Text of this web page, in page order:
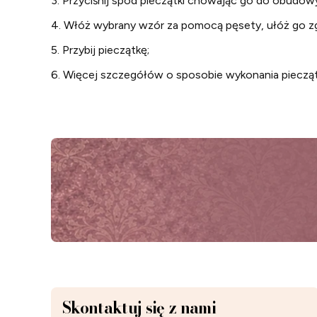
4. Włóż wybrany wzór za pomocą pęsety, ułóż go
5. Przybij pieczątkę;
6. Więcej szczegółów o sposobie wykonania
Skontaktuj się z nami